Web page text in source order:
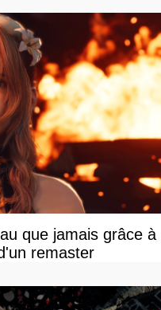
que jamais grâce à
remaster